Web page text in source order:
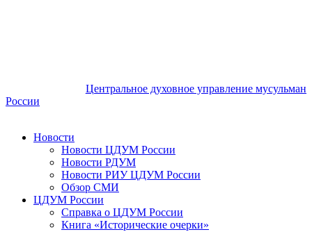
Центральное духовное управление мусульман
России
Новости
Новости ЦДУМ России
Новости РДУМ
Новости РИУ ЦДУМ России
Обзор СМИ
ЦДУМ России
Справка о ЦДУМ России
Книга «Исторические очерки»